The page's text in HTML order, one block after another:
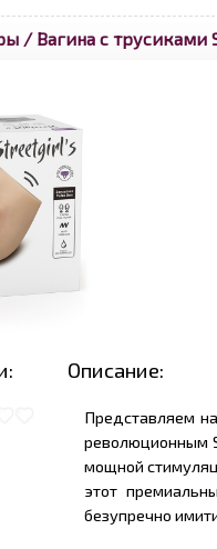
/ Вагина с трусиками
Описание:
Представляем
революционным
мощной
этот
безупречно